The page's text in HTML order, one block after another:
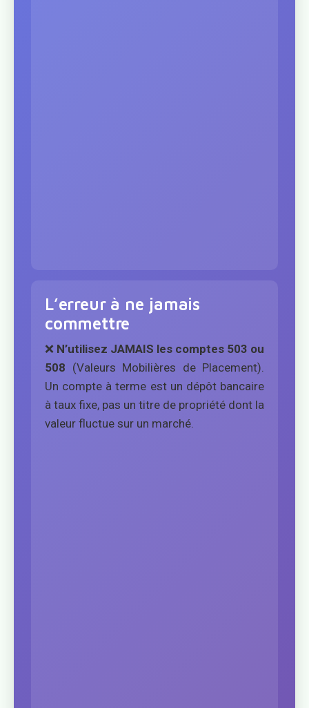
L’erreur à ne jamais
commettre
❌ N’utilisez JAMAIS les comptes 503 ou
508 (Valeurs Mobilières de Placement).
Un compte à terme est un dépôt bancaire
à taux fixe, pas un titre de propriété dont la
valeur fluctue sur un marché.